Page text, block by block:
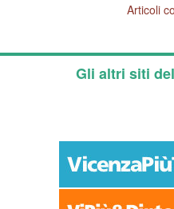
Articoli
Gli altri siti